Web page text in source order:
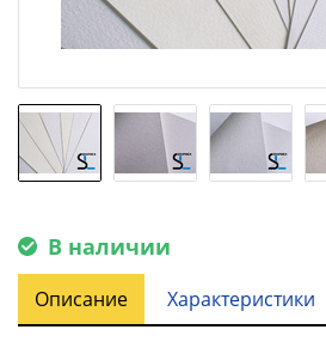
В наличии
Описание Характеристики